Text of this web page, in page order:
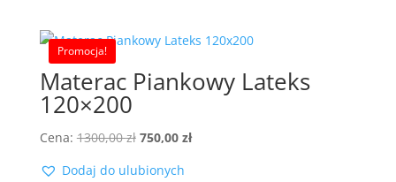
Promocja!
Materac Piankowy Lateks
120×200
Cena: 1300,00zł Pierwotna
wynosiła:
750,00 złAktualna
Dodaj do ulubionych